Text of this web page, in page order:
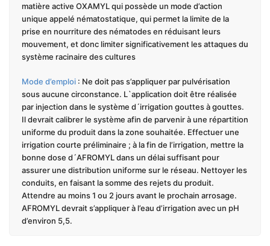
matière active OXAMYL qui possède un mode d’action
unique appelé nématostatique, qui permet la limite de la
prise en nourriture des nématodes en réduisant leurs
mouvement, et donc limiter significativement les attaques du
système racinaire des cultures
Mode d’emploi : Ne doit pas s’appliquer par pulvérisation
sous aucune circonstance. L`application doit être réalisée
par injection dans le système d´irrigation gouttes à gouttes.
Il devrait calibrer le système afin de parvenir à une répartition
uniforme du produit dans la zone souhaitée. Effectuer une
irrigation courte préliminaire ; à la fin de l’irrigation, mettre la
bonne dose d´AFROMYL dans un délai suffisant pour
assurer une distribution uniforme sur le réseau. Nettoyer les
conduits, en faisant la somme des rejets du produit.
Attendre au moins 1 ou 2 jours avant le prochain arrosage.
AFROMYL devrait s’appliquer à l’eau d’irrigation avec un pH
d’environ 5,5.